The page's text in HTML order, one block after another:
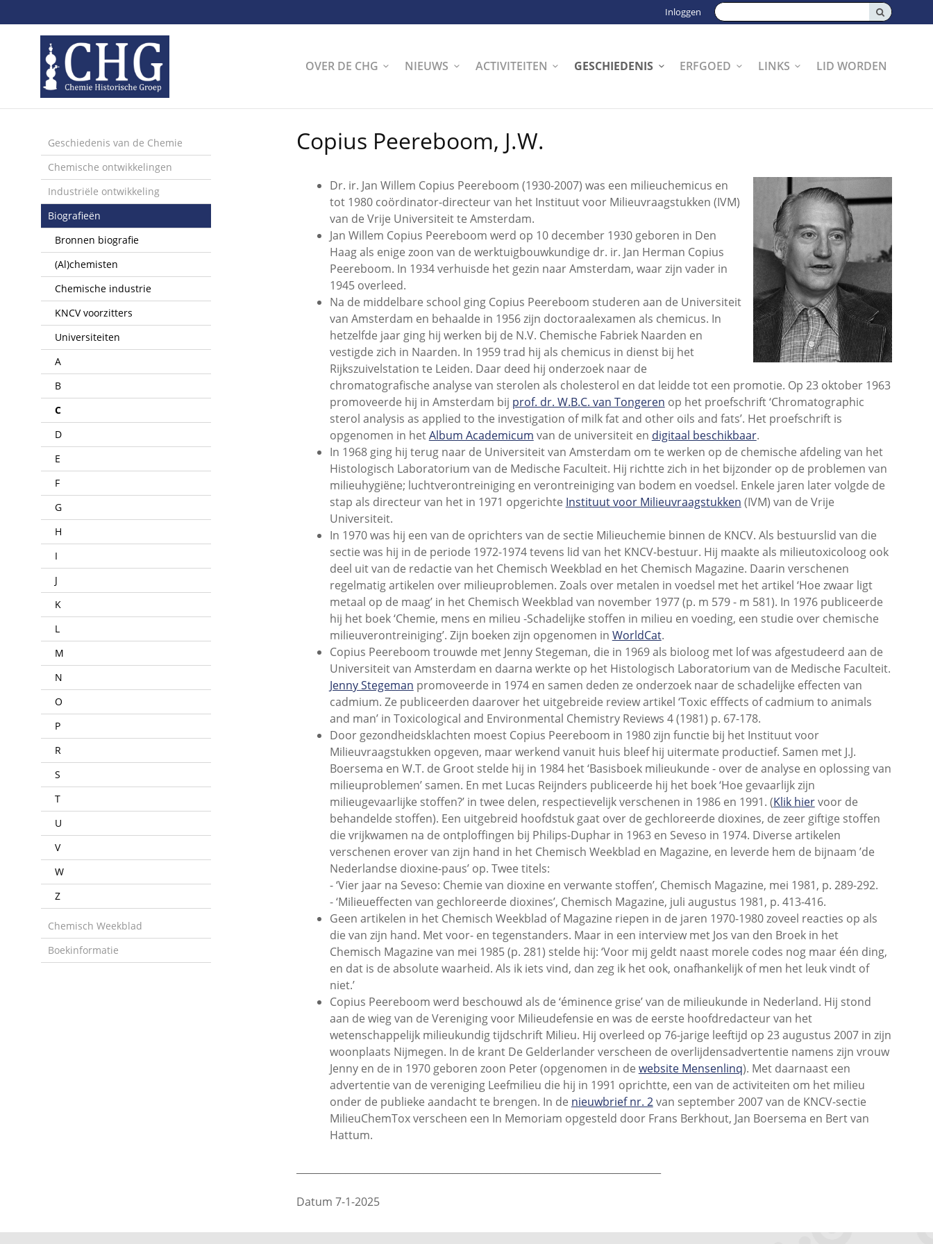
links
Spring
naar
de
inhoud
naar
het
menu
Zoeken:
Inloggen
OVER DE CHG NIEUWS ACTIVITEITEN GESCHIEDENIS ERFGOED LINKS LID WORDEN
Copius Peereboom, J.W.
Dr. ir. Jan Willem Copius Peereboom (1930-2007) was een milieuchemicus en
tot 1980 coördinator-directeur van het Instituut voor Milieuvraagstukken (IVM)
van de Vrije Universiteit te Amsterdam.
Jan Willem Copius Peereboom werd op 10 december 1930 geboren in Den
Haag als enige zoon van de werktuigbouwkundige dr. ir. Jan Herman Copius
Peereboom. In 1934 verhuisde het gezin naar Amsterdam, waar zijn vader in
1945 overleed.
Na de middelbare school ging Copius Peereboom studeren aan de Universiteit
van Amsterdam en behaalde in 1956 zijn doctoraalexamen als chemicus. In
hetzelfde jaar ging hij werken bij de N.V. Chemische Fabriek Naarden en
vestigde zich in Naarden. In 1959 trad hij als chemicus in dienst bij het
Rijkszuivelstation te Leiden. Daar deed hij onderzoek naar de
chromatografische analyse van sterolen als cholesterol en dat leidde tot een promotie. Op 23 oktober 1963
promoveerde hij in Amsterdam bij prof. dr. W.B.C. van Tongeren op het proefschrift ‘Chromatographic
sterol analysis as applied to the investigation of milk fat and other oils and fats’. Het proefschrift is
opgenomen in hetAlbum Academicum van de universiteit en digitaal beschikbaar.
In 1968 ging hij terug naar de Universiteit van Amsterdam om te werken op de chemische afdeling van het
Histologisch Laboratorium van de Medische Faculteit. Hij richtte zich in het bijzonder op de problemen van
milieuhygiëne; luchtverontreiniging en verontreiniging van bodem en voedsel. Enkele jaren later volgde de
stap als directeur van het in 1971 opgerichte Instituut voor Milieuvraagstukken (IVM) van de Vrije
Universiteit.
In 1970 was hij een van de oprichters van de sectie Milieuchemie binnen de KNCV. Als bestuurslid van die
sectie was hij in de periode 1972-1974 tevens lid van het KNCV-bestuur. Hij maakte als milieutoxicoloog ook
deel uit van de redactie van het Chemisch Weekblad en het Chemisch Magazine. Daarin verschenen
regelmatig artikelen over milieuproblemen. Zoals over metalen in voedsel met het artikel ‘Hoe zwaar ligt
metaal op de maag’ in het Chemisch Weekblad van november 1977 (p. m 579 - m 581). In 1976 publiceerde
hij het boek ‘Chemie, mens en milieu -Schadelijke stoffen in milieu en voeding, een studie over chemische
milieuverontreiniging’. Zijn boeken zijn opgenomen in WorldCat.
Copius Peereboom trouwde met Jenny Stegeman, die in 1969 als bioloog met lof was afgestudeerd aan de
Universiteit van Amsterdam en daarna werkte op het Histologisch Laboratorium van de Medische Faculteit.
Jenny Stegeman promoveerde in 1974 en samen deden ze onderzoek naar de schadelijke effecten van
cadmium. Ze publiceerden daarover het uitgebreide review artikel ‘Toxic efffects of cadmium to animals
and man’ in Toxicological and Environmental Chemistry Reviews 4 (1981) p. 67-178.
Door gezondheidsklachten moest Copius Peereboom in 1980 zijn functie bij het Instituut voor
Milieuvraagstukken opgeven, maar werkend vanuit huis bleef hij uitermate productief. Samen met J.J.
Boersema en W.T. de Groot stelde hij in 1984 het ‘Basisboek milieukunde - over de analyse en oplossing van
milieuproblemen’ samen. En met Lucas Reijnders publiceerde hij het boek ‘Hoe gevaarlijk zijn
milieugevaarlijke stoffen?’ in twee delen, respectievelijk verschenen in 1986 en 1991. (Klik hiervoor de
behandelde stoffen). Een uitgebreid hoofdstuk gaat over de gechloreerde dioxines, de zeer giftige stoffen
die vrijkwamen na de ontploffingen bij Philips-Duphar in 1963 en Seveso in 1974. Diverse artikelen
verschenen erover van zijn hand in het Chemisch Weekblad en Magazine, en leverde hem de bijnaam ’de
Nederlandse dioxine-paus’ op. Twee titels:
- ‘Vier jaar na Seveso: Chemie van dioxine en verwante stoffen’, Chemisch Magazine, mei 1981, p. 289-292.
- ‘Milieueffecten van gechloreerde dioxines’, Chemisch Magazine, juli augustus 1981, p. 413-416.
Geen artikelen in het Chemisch Weekblad of Magazine riepen in de jaren 1970-1980 zoveel reacties op als
die van zijn hand. Met voor- en tegenstanders. Maar in een interview met Jos van den Broek in het
Chemisch Magazine van mei 1985 (p. 281) stelde hij: ‘Voor mij geldt naast morele codes nog maar één ding,
en dat is de absolute waarheid. Als ik iets vind, dan zeg ik het ook, onafhankelijk of men het leuk vindt of
niet.’
Copius Peereboom werd beschouwd als de ‘éminence grise’ van de milieukunde in Nederland. Hij stond
aan de wieg van de Vereniging voor Milieudefensie en was de eerste hoofdredacteur van het
wetenschappelijk milieukundig tijdschrift Milieu. Hij overleed op 76-jarige leeftijd op 23 augustus 2007 in zijn
woonplaats Nijmegen. In de krant De Gelderlander verscheen de overlijdensadvertentie namens zijn vrouw
Jenny en de in 1970 geboren zoon Peter (opgenomen in de website Mensenlinq). Met daarnaast een
advertentie van de vereniging Leefmilieu die hij in 1991 oprichtte, een van de activiteiten om het milieu
onder de publieke aandacht te brengen. In de nieuwbrief nr. 2van september 2007 van de KNCV-sectie
MilieuChemTox verscheen een In Memoriam opgesteld door Frans Berkhout, Jan Boersema en Bert van
Hattum.
Datum 7-1-2025
Geschiedenis van de Chemie
Chemische ontwikkelingen
Industriële ontwikkeling
Biografieën
Bronnen biografie
(Al)chemisten
Chemische industrie
KNCV voorzitters
Universiteiten
A
B
C
D
E
F
G
H
I
J
K
L
M
N
O
P
R
S
T
U
V
W
Z
Chemisch Weekblad
Boekinformatie